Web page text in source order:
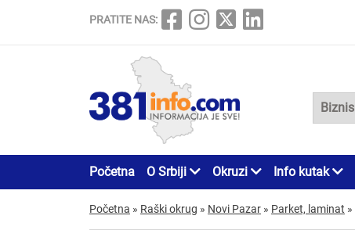
PRATITE NAS:
Početna O Srbiji Okruzi Info kutak
Početna » Raški okrug » Novi Pazar » Parket, laminat »